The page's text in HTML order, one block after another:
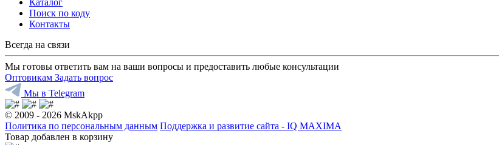
Каталог
Поиск по коду
Контакты
Всегда на связи
Мы готовы ответить вам на ваши вопросы и предоставить любые консультации
Оптовикам Задать вопрос
Мы в Telegram
© 2009 - 2026 MskAkpp
Политика по персональным данным Поддержка и развитие сайта - IQ MAXIMA
Товар добавлен в корзину